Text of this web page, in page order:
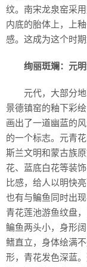
纹。南宋龙泉窑采
内底的胎体上，上
感。这成为这个时
绚丽斑斓：元
元代，大部分
景德镇窑的釉下彩
画出了一道幽蓝的
的一个标志。元青
斯兰文明和蒙古族
花、蓝底白花等装
比感，给人以明快
也有与鳊鱼同时出
青花莲池游鱼纹盘
鳊鱼两头小，身形
鳍直立，身体绘满
形，青花发色深蓝